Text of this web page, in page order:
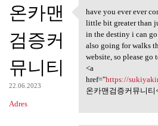
온카맨
검증커
뮤니티
22.06.2023
Adres
have you ever
have you ever ever
little bit greater than
in the destiny i can
also going for walks
website, so please go
<a
href="https://
온카맨검증커뮤니티